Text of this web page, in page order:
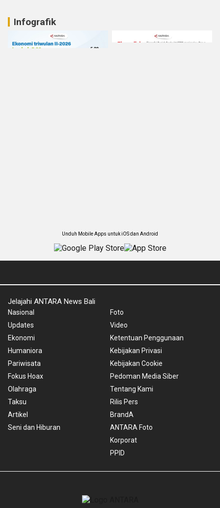
Infografik
Unduh Mobile Apps untuk iOS dan Android
Jelajahi ANTARA News Bali
Nasional
Updates
Ekonomi
Humaniora
Pariwisata
Fokus Hoax
Olahraga
Taksu
Artikel
Seni dan Hiburan
Foto
Video
Ketentuan Penggunaan
Kebijakan Privasi
Kebijakan Cookie
Pedoman Media Siber
Tentang Kami
Rilis Pers
BrandA
ANTARA Foto
Korporat
PPID